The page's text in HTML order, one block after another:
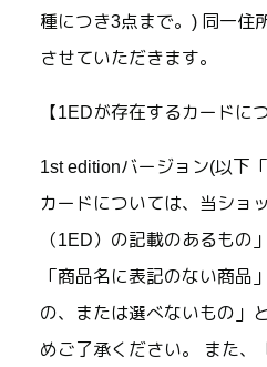
種につき3点まで。) 同一住
させていただきます。
【1EDが存在するカードに
1st editionバージョン(以下
カードについては、当ショ
（1ED）の記載のあるもの
「商品名に表記のない商品
の、または選べないもの」
めご了承ください。 また、